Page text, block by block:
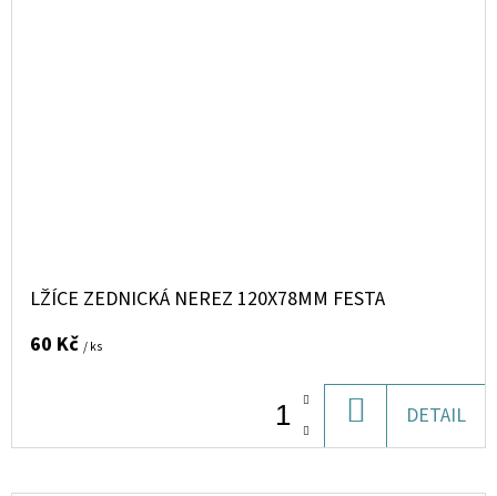
LŽÍCE ZEDNICKÁ NEREZ 120X78MM FESTA
60 Kč / ks
KOŠÍKU
DETAIL